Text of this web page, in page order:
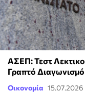
ΑΣΕΠ: Τεστ
Γραπτό Διαγωνισμό
Οικονομία 15.07.2026